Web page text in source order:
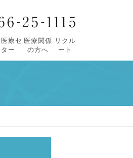
入院のご案内
療セ
ター
医療関係
の方へ
リクル
ート